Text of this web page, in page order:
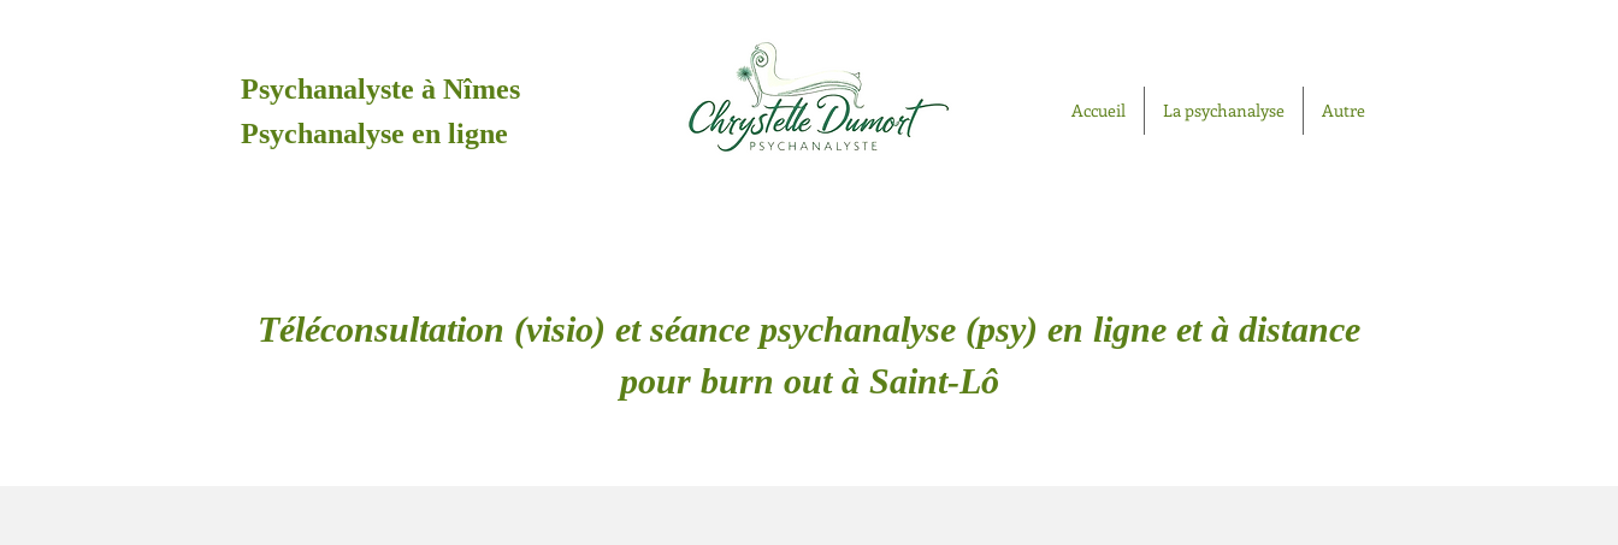
Psychanalyste à Nîmes
Psychanalyse en ligne
Accueil La psychanalyse Autre
Téléconsultation (visio) et séance psychanalyse (psy) en ligne et à distance
pour burn out à Saint-Lô